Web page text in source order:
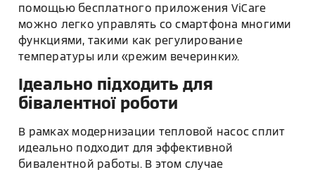
помощью бесплатного приложения ViCare
можно легко управлять со смартфона многими
функциями, такими как регулирование
температуры или «режим вечеринки».
Ідеально підходить для
бівалентної роботи
В рамках модернизации тепловой насос сплит
идеально подходит для эффективной
бивалентной работы. В этом случае